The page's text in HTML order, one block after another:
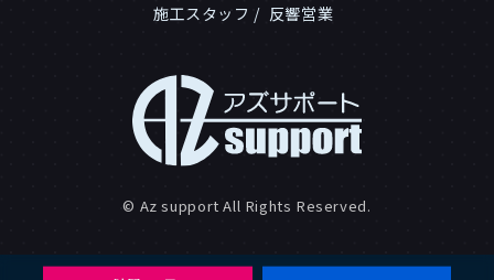
施工スタッフ 反響営業
© Az support All Rights Reserved.